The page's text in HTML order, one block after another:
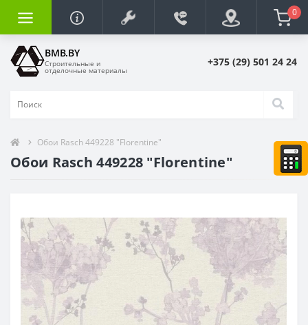
0
BMB.BY
Строительные и
отделочные материалы
+375 (29) 501 24 24
Обои Rasch 449228 "Florentine"
Обои Rasch 449228 "Florentine"